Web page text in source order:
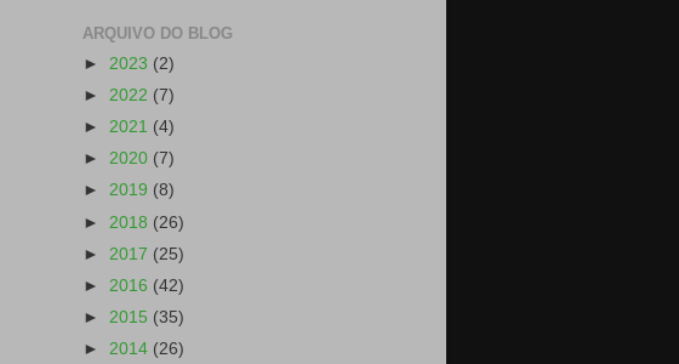
ARQUIVO DO BLOG
► 2023 (2)
► 2022 (7)
► 2021 (4)
► 2020 (7)
► 2019 (8)
► 2018 (26)
► 2017 (25)
► 2016 (42)
► 2015 (35)
► 2014 (26)